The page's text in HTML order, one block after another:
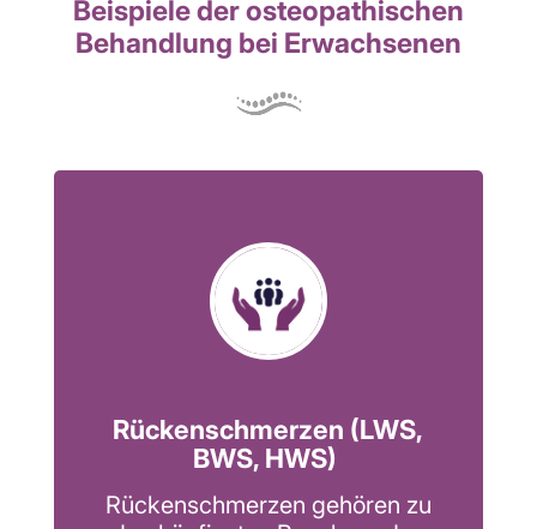
Beispiele der osteopathischen
Behandlung bei Erwachsenen
Rückenschmerzen (LWS,
BWS, HWS)
Rückenschmerzen gehören zu